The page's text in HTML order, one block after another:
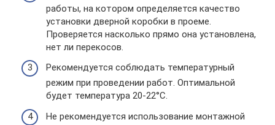
работы, на котором определяется качество
установки дверной коробки в проеме.
Проверяется насколько прямо она установлена,
нет ли перекосов.
Рекомендуется соблюдать температурный
режим при проведении работ. Оптимальной
будет температура 20-22°С.
Не рекомендуется использование монтажной